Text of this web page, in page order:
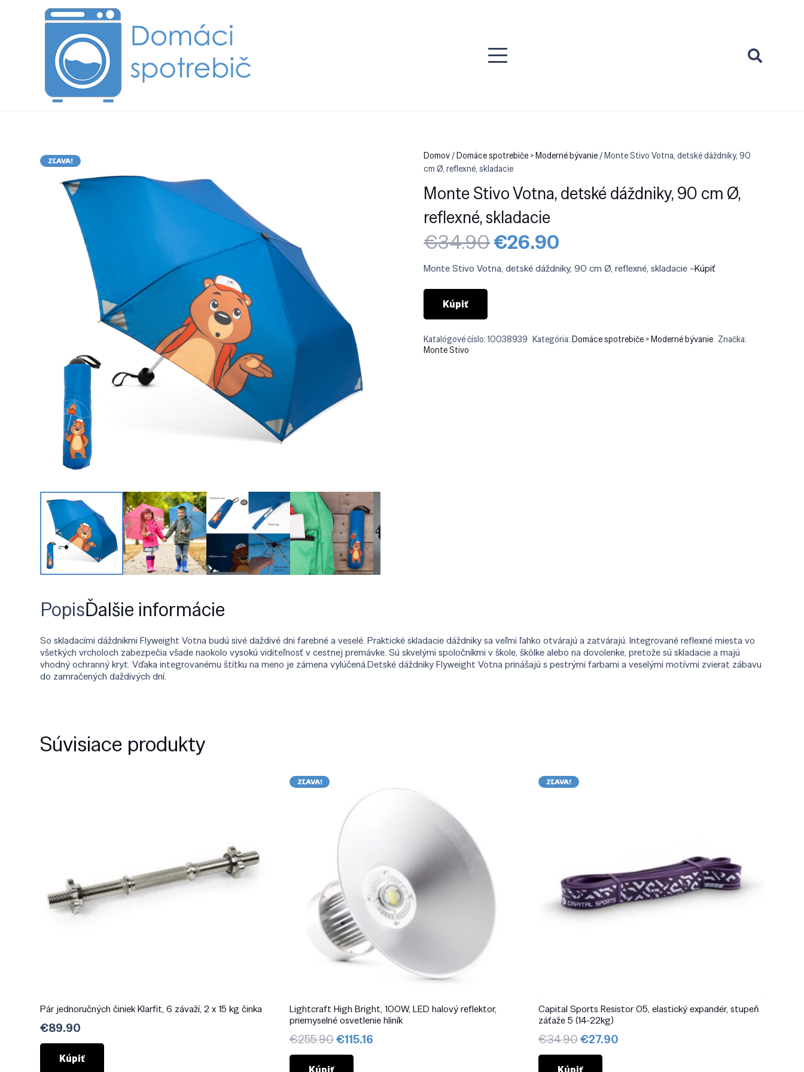
ZĽAVA! Domov/Domáce spotrebiče > Moderné bývanie/ Monte Stivo Votna, detské dáždniky, 90
cm Ø, reflexné, skladacie
Monte Stivo Votna, detské dáždniky, 90 cm Ø,
reflexné, skladacie
€34.90Pôvodná
cena
bola:
€34.90.
€26.90
je:
€26.90.
Monte Stivo Votna, detské dáždniky, 90 cm Ø, reflexné, skladacie –Kúpiť
Kúpiť
Katalógové číslo:10038939 Kategória:Domáce spotrebiče > Moderné bývanie Značka:
Monte Stivo
PopisĎalšie informácie
So skladacími dáždnikmi Flyweight Votna budú sivé daždivé dni farebné a veselé. Praktické skladacie dáždniky sa veľmi ľahko otvárajú a zatvárajú. Integrované reflexné miesta vo
všetkých vrcholoch zabezpečia všade naokolo vysokú viditeľnosť v cestnej premávke. Sú skvelými spoločníkmi v škole, škôlke alebo na dovolenke, pretože sú skladacie a majú
vhodný ochranný kryt. Vďaka integrovanému štítku na meno je zámena vylúčená.Detské dáždniky Flyweight Votna prinášajú s pestrými farbami a veselými motívmi zvierat zábavu
do zamračených daždivých dní.
Súvisiace produkty
Pár jednoručných činiek Klarfit, 6 závaží, 2 x 15 kg činka
€89.90
Kúpiť
ZĽAVA!
Lightcraft High Bright, 100W, LED halový reflektor,
priemyselné osvetlenie hliník
€255.90Pôvodná
cena
€115.16Aktuálna
ZĽAVA!
Capital Sports Resistor 05, elastický expandér, stupeň
záťaže 5 (14-22kg)
€34.90Pôvodná
cena
€27.90